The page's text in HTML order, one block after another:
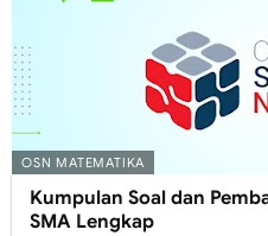
OSN MATEMATIKA
Kumpulan Soal dan
SMA Lengkap